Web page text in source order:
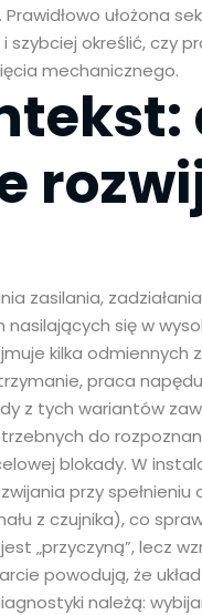
ułożona
szybciej określić, czy
mechanicznego.
zasilania,
się w
kilka odmiennych
praca
z tych wariantów
do
blokady. W
przy
z czujnika), co
„przyczyną”, lecz
powodują, że
należą: